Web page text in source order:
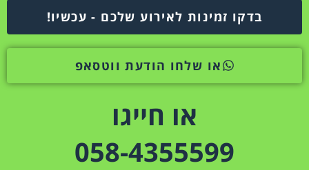
בדקו זמינות לאירוע שלכם - עכשיו!
או שלחו הודעת ווטסאפ
או חייגו
058-4355599